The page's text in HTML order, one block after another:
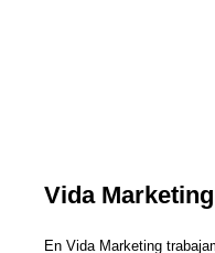
Vida Marketing
En Vida Marketing